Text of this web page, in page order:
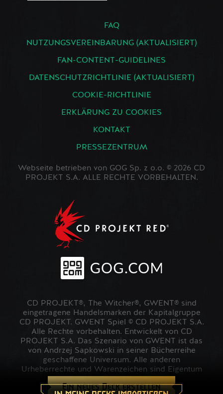
Ein neues Deck erstellen
FAQ
NUTZUNGSVEREINBARUNG (AKTUALISIERT)
FAN-CONTENT-GUIDELINES
DATENSCHUTZRICHTLINIE (AKTUALISIERT)
COOKIE-RICHTLINIE
ERKLÄRUNG ZU COOKIES
KONTAKT
PRESSEZENTRUM
Webseite betrieben von GOG Sp. z o.o. © 2026 CD
PROJEKT S.A. ALLE RECHTE VORBEHALTEN.
CD PROJEKT®, The Witcher®, GWENT® sind
eingetragene Handelsmarken der Kapitalgruppe
CD PROJEKT. GWENT Spiel © CD PROJEKT S.A.
Alle Rechte vorbehalten. Entwickelt von CD
PROJEKT S.A. Das Szenario von GWENT ist das
von Andrzej Sapkowski in seiner Bücherreihe
geschaffene Universum. Alle anderen
Urheberrechte und Warenzeichen sind Eigentum
der jeweiligen Inhaber.